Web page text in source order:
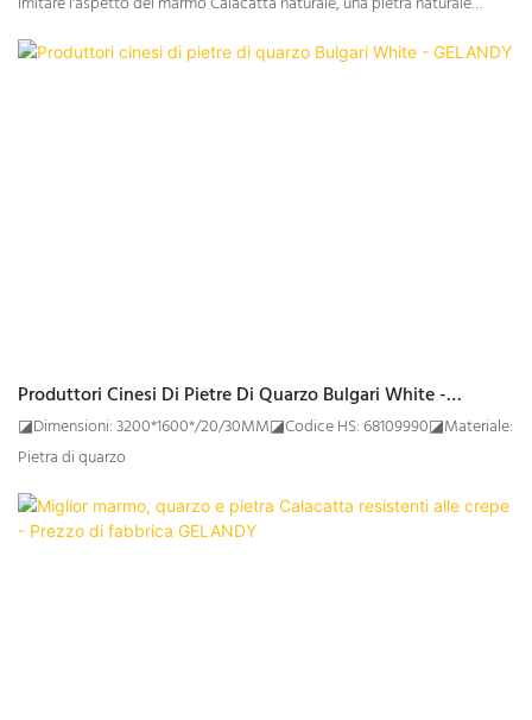
pregiata e lussuosa nota per le sue venature. Gelandy è uno dei migliori
produttori di piani di lavoro in quarzo Calacatta in Cina e offre un'ampia
Produttori Cinesi Di Pietre Di Quarzo Bulgari White -
GELANDY
◪Dimensioni: 3200*1600*/20/30MM◪Codice HS: 68109990◪Materiale:
Pietra di quarzo